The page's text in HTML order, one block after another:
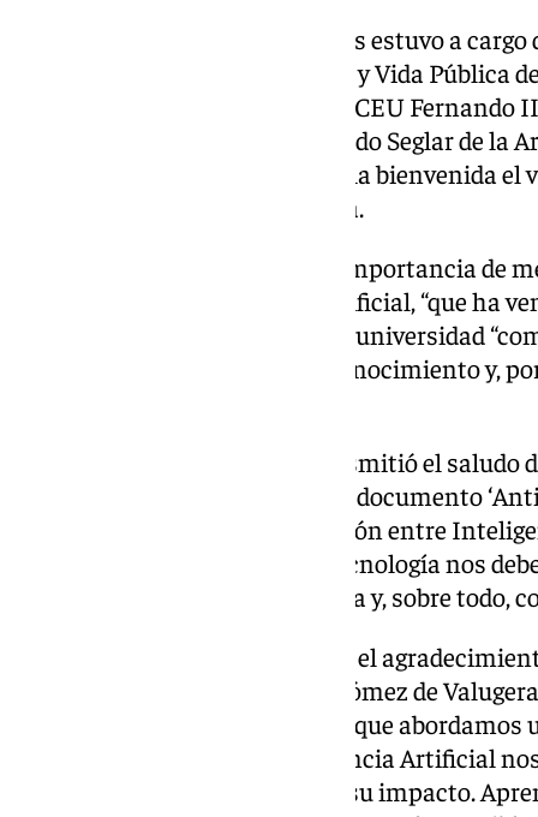
El acto inaugural de las jornadas estuvo a
directora de Jornadas Católicos y Vida Pública
Gámir, rector de la Universidad CEU Fernando
delegado diocesano de Apostolado Seglar de la
Igualmente, intervino para dar la bienvenida el
Andalucía, Juan Jurado Ballesta.
José Alberto Parejo subrayó la importancia de
y morales de la Inteligencia Artificial, “que ha
responsabilidad debe asumir la universidad
generación y transmisión de conocimiento y,
Por parte, Enrique Belloso transmitió el saludo
compartió con los asistentes el documento
ha hecho público sobre la relación entre
Humana. “El desarrollo de la tecnología nos
común, actuemos con confianza y, sobre todo,
Maria Fernanda de Paz trasladó el
Alfonso Bullón de Mendoza y Gómez de
máximo estas jornadas, “en las que
controvertido; cómo la Inteligencia Artificial
todo, cómo debemos gestionar su impacto.